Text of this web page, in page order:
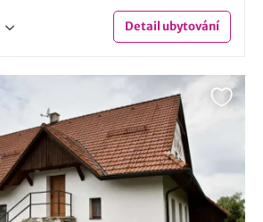
Detailubytování